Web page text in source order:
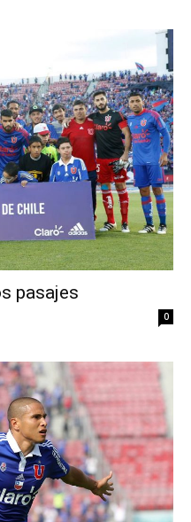
pasajes
0